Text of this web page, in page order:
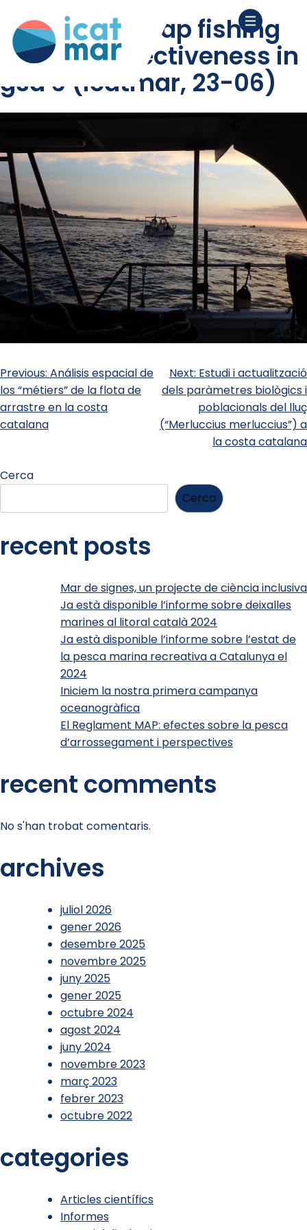
spatial wmmap fishing
closures effectiveness in
gsa 6 (icatmar, 23-06)
Previous: Análisis espacial de
los “métiers” de la flota de
arrastre en la costa
catalana
Next: Estudi i actualització
dels paràmetres biològics i
poblacionals del lluç
(“Merluccius merluccius”) a
la costa catalana
Cerca
Cerca
recent posts
Mar de signes, un projecte de ciència inclusiva
Ja està disponible l’informe sobre deixalles
marines al litoral català 2024
Ja està disponible l’informe sobre l’estat de
la pesca marina recreativa a Catalunya el
2024
Iniciem la nostra primera campanya
oceanogràfica
El Reglament MAP: efectes sobre la pesca
d’arrossegament i perspectives
recent comments
No s'han trobat comentaris.
archives
juliol 2026
gener 2026
desembre 2025
novembre 2025
juny 2025
gener 2025
octubre 2024
agost 2024
juny 2024
novembre 2023
març 2023
febrer 2023
octubre 2022
categories
Articles científics
Informes